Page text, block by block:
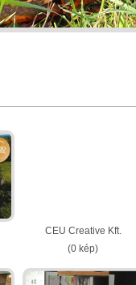
CEU Creative Kft.
(0 kép)